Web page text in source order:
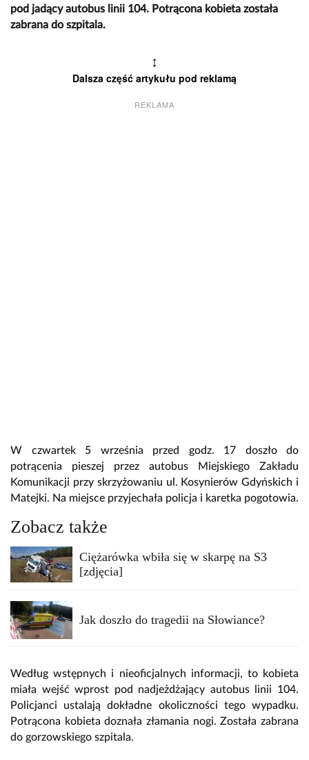
pod jadący autobus linii 104. Potrącona kobieta została
zabrana do szpitala.
↕
Dalsza część artykułu pod reklamą
REKLAMA
W czwartek 5 września przed godz. 17 doszło do
potrącenia pieszej przez autobus Miejskiego Zakładu
Komunikacji przy skrzyżowaniu ul. Kosynierów Gdyńskich i
Matejki. Na miejsce przyjechała policja i karetka pogotowia.
Zobacz także
Ciężarówka wbiła się w skarpę na S3
[zdjęcia]
Jak doszło do tragedii na Słowiance?
Według wstępnych i nieoficjalnych informacji, to kobieta
miała wejść wprost pod nadjeżdżający autobus linii 104.
Policjanci ustalają dokładne okoliczności tego wypadku.
Potrącona kobieta doznała złamania nogi. Została zabrana
do gorzowskiego szpitala.